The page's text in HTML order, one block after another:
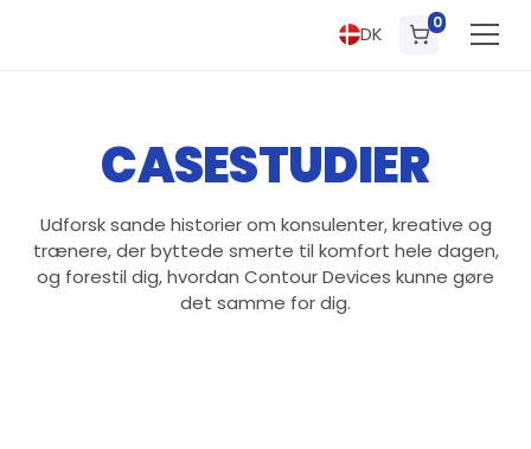
DK 0
CASESTUDIER
Udforsk sande historier om konsulenter, kreative og
trænere, der byttede smerte til komfort hele dagen,
og forestil dig, hvordan Contour Devices kunne gøre
det samme for dig.